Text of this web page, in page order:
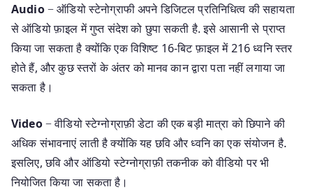
Audio− ऑडियो स्टेनोग्राफी अपने डिजिटल प्रतिनिधित्व की सहायता
से ऑडियो फ़ाइल में गुप्त संदेश को छुपा सकती है. इसे आसानी से प्राप्त
किया जा सकता है क्योंकि एक विशिष्ट 16-बिट फ़ाइल में 216 ध्वनि स्तर
होते हैं, और कुछ स्तरों के अंतर को मानव कान द्वारा पता नहीं लगाया जा
सकता है।
Video− वीडियो स्टेग्नोग्राफ़ी डेटा की एक बड़ी मात्रा को छिपाने की
अधिक संभावनाएं लाती है क्योंकि यह छवि और ध्वनि का एक संयोजन है.
इसलिए, छवि और ऑडियो स्टेग्नोग्राफ़ी तकनीक को वीडियो पर भी
नियोजित किया जा सकता है।